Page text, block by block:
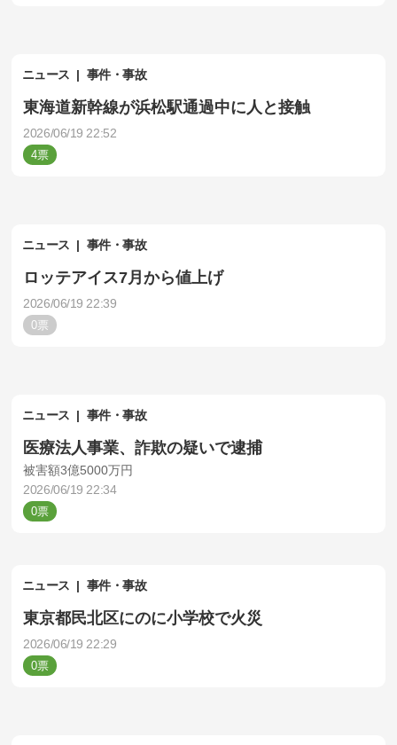
ニュース 事件・事故
東海道新幹線が浜松駅通過中に人と接触
2026/06/19 22:52
4
ニュース 事件・事故
ロッテアイス7月から値上げ
2026/06/19 22:39
0
ニュース 事件・事故
医療法人事業、詐欺の疑いで逮捕
被害額3億5000万円
2026/06/19 22:34
0
ニュース 事件・事故
東京都民北区にのに小学校で火災
2026/06/19 22:29
0